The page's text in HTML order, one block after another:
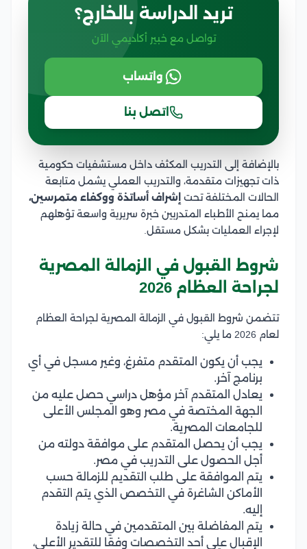
تريد الدراسة بالخارج؟
تواصل مع خبير أكاديمي الآن
واتساب
اتصل بنا
بالإضافة إلى التدريب المكثف داخل مستشفيات حكومية
ذات تجهيزات متقدمة، والتدريب العملي يشمل متابعة
الحالات المختلفة تحت إشراف أساتذة ووكفاء متمرسين،
مما يمنح الأطباء المتدربين خبرة سريرية واسعة تؤهلهم
لإجراء العمليات بشكل مستقل.
شروط القبول في الزمالة المصرية
لجراحة العظام 2026
تتضمن شروط القبول في الزمالة المصرية لجراحة العظام
لعام 2026 ما يلي:
يجب أن يكون المتقدم متفرغ، وغير مسجل في أي
برنامج آخر.
يعادل المتقدم آخر مؤهل دراسي حصل عليه من
الجهة المختصة في مصر وهو المجلس الأعلى
للجامعات المصرية.
يجب أن يحصل المتقدم على موافقة دولته من
أجل الحصول على التدريب في مصر.
يتم الموافقة على طلب التقديم للزمالة حسب
الأماكن الشاغرة في التخصص الذي يتم التقدم
إليه.
يتم المفاضلة بين المتقدمين في حالة زيادة
الإقبال على أحد التخصصات وفقا للتقدير الأعلى،